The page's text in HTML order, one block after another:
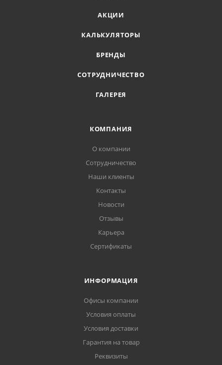
АКЦИИ
КАЛЬКУЛЯТОРЫ
БРЕНДЫ
СОТРУДНИЧЕСТВО
ГАЛЕРЕЯ
КОМПАНИЯ
О компании
Сотрудничество
Наши клиенты
Контакты
Новости
Отзывы
Карьера
Сертификаты
ИНФОРМАЦИЯ
Офисы компании
Условия оплаты
Условия доставки
Гарантия на товар
Реквизиты